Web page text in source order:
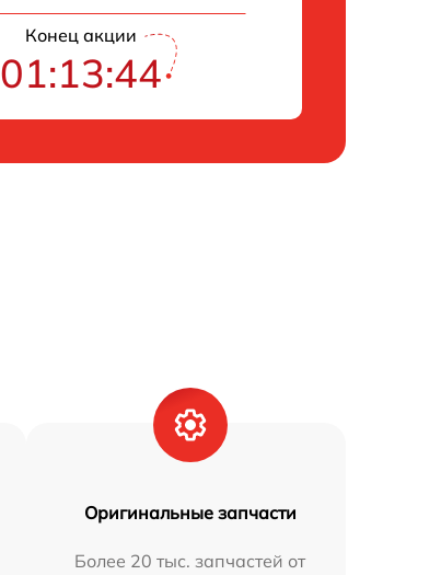
Конец акции
01:13:43
Оригинальные запчасти
Более 20 тыс. запчастей от